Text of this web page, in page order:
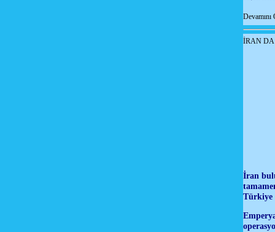
Devamını
İRAN
İran
Türkiye